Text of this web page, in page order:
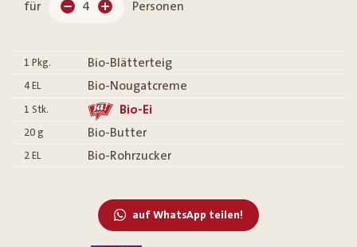
für 4 Personen
1 Pkg. Bio-Blätterteig
4 EL Bio-Nougatcreme
1 Stk. Bio-Ei
20 g Bio-Butter
2 EL Bio-Rohrzucker
auf WhatsApp teilen!